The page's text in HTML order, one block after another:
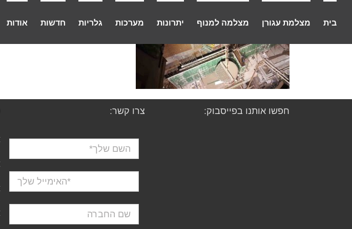
לתוכןבית מצלמת עגורן מצלמה למנוף יתרונות מערכות גלריות חדשות אודות
חפשו אותנו בפייסבוק: צרו קשר: